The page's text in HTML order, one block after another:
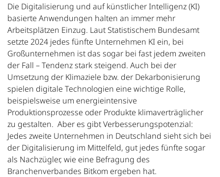
Die Digitalisierung und auf künstlicher Intelligenz (KI)
basierte Anwendungen halten an immer mehr
Arbeitsplätzen Einzug. Laut Statistischem Bundesamt
setzte 2024 jedes fünfte Unternehmen KI ein, bei
Großunternehmen ist das sogar bei fast jedem zweiten
der Fall – Tendenz stark steigend. Auch bei der
Umsetzung der Klimaziele bzw. der Dekarbonisierung
spielen digitale Technologien eine wichtige Rolle,
beispielsweise um energieintensive
Produktionsprozesse oder Produkte klimaverträglicher
zu gestalten. Aber es gibt Verbesserungspotenzial:
Jedes zweite Unternehmen in Deutschland sieht sich bei
der Digitalisierung im Mittelfeld, gut jedes fünfte sogar
als Nachzügler, wie eine Befragung des
Branchenverbandes Bitkom ergeben hat.